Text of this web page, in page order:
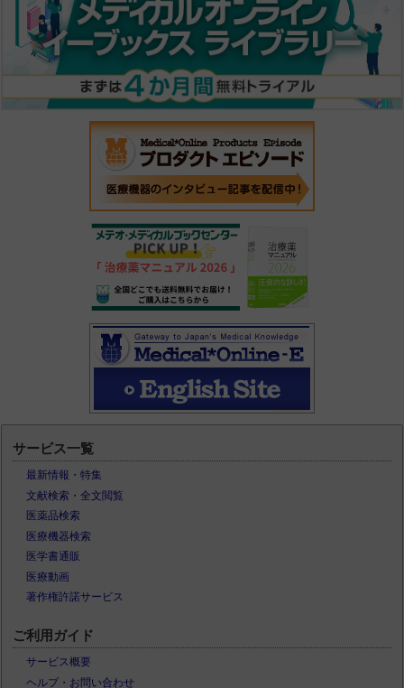
サービス一覧
最新情報・特集
文献検索・全文閲覧
医薬品検索
医療機器検索
医学書通販
医療動画
著作権許諾サービス
ご利用ガイド
サービス概要
ヘルプ・お問い合わせ